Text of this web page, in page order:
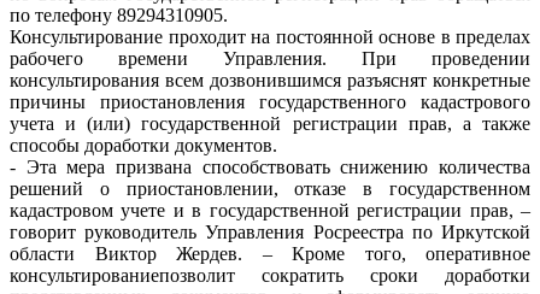
по телефону 89294310905.
Консультирование проходит на постоянной основе в пределах
рабочего времени Управления. При проведении
консультирования всем дозвонившимся разъяснят конкретные
причины приостановления государственного кадастрового
учета и (или) государственной регистрации прав, а также
способы доработки документов.
- Эта мера призвана способствовать снижению количества
решений о приостановлении, отказе в государственном
кадастровом учете и в государственной регистрации прав, –
говорит руководитель Управления Росреестра по Иркутской
области Виктор Жердев. – Кроме того, оперативное
консультированиепозволит сократить сроки доработки